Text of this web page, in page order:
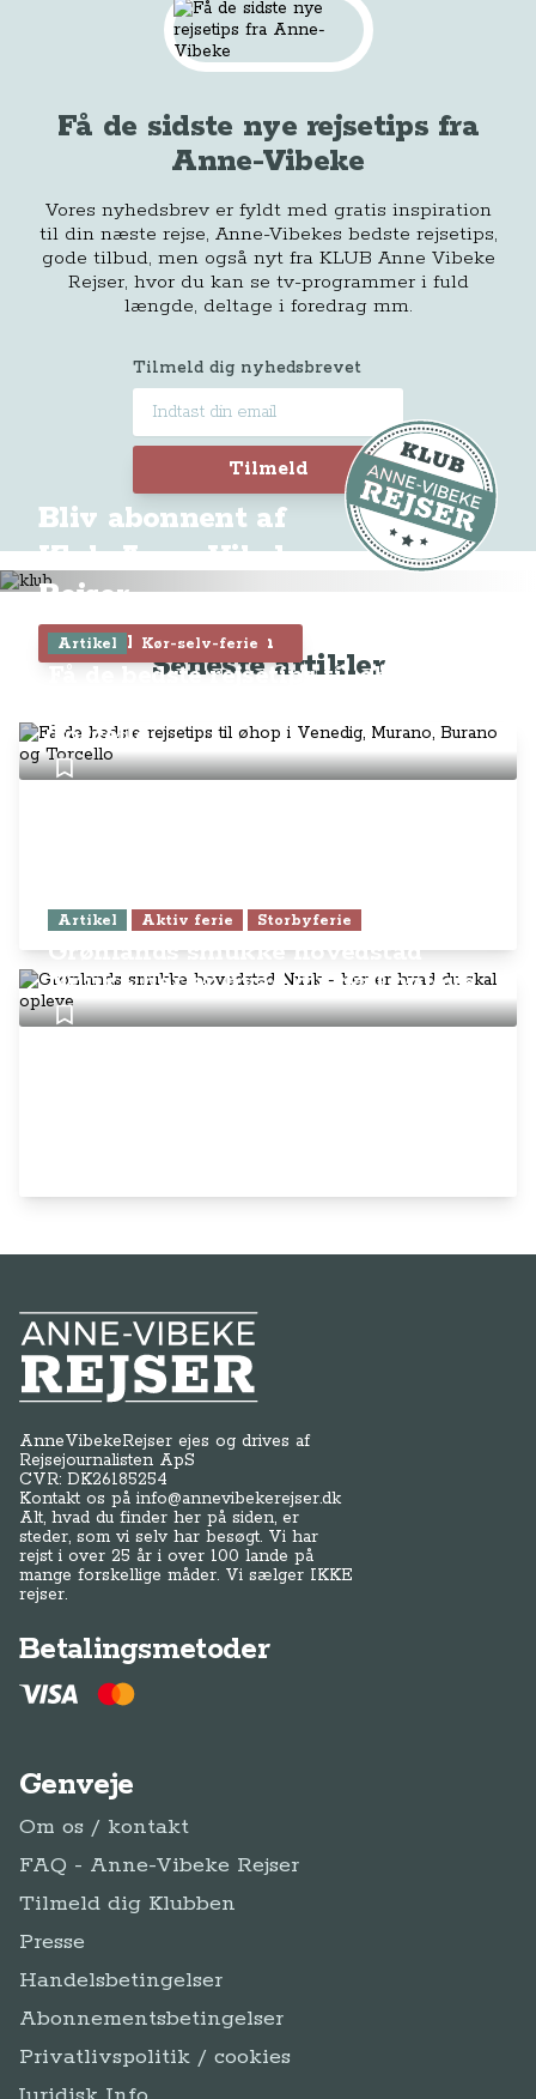
Få de sidste nye rejsetips fra
Anne-Vibeke
Vores nyhedsbrev er fyldt med gratis inspiration
til din næste rejse, Anne-Vibekes bedste rejsetips,
gode tilbud, men også nyt fra KLUB Anne Vibeke
Rejser, hvor du kan se tv-programmer i fuld
længde, deltage i foredrag mm.
Tilmeld dig nyhedsbrevet
Tilmeld
Bliv abonnent af
Klub Anne-Vibeke
Rejser
Tilmeld dig Klubben
Seneste artikler
Artikel Kør-selv-ferie
Få de bedste rejsetips til øhop i
Torcello
Artikel Aktiv ferie Storbyferie
Grønlands smukke hovedstad
Nuuk - her er hvad du skal opleve
Anne-Vibeke Rejser
AnneVibekeRejser ejes og drives af
Rejsejournalisten ApS
CVR: DK26185254
Kontakt os påinfo@annevibekerejser.dk
Alt, hvad du finder her på siden, er
steder, som vi selv har besøgt. Vi har
rejst i over 25 år i over 100 lande på
mange forskellige måder. Vi sælger IKKE
rejser.
Betalingsmetoder
Genveje
Om os / kontakt
FAQ - Anne-Vibeke Rejser
Tilmeld dig Klubben
Presse
Handelsbetingelser
Abonnementsbetingelser
Privatlivspolitik / cookies